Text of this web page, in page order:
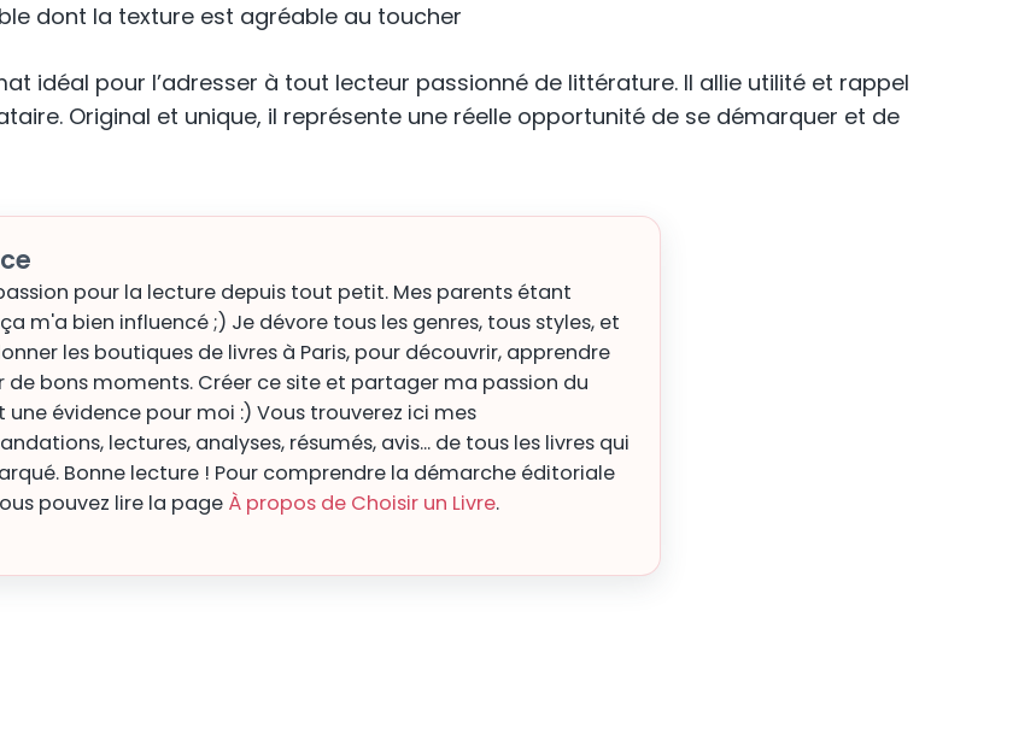
dont la texture est agréable au toucher
idéal pour l’adresser à tout lecteur passionné de littérature. Il allie utilité et rappel
Original et unique, il représente une réelle opportunité de se démarquer et de
pour la lecture depuis tout petit. Mes parents étant
m'a bien influencé ;) Je dévore tous les genres, tous styles, et
les boutiques de livres à Paris, pour découvrir, apprendre
de bons moments. Créer ce site et partager ma passion du
une évidence pour moi :) Vous trouverez ici mes
lectures, analyses, résumés, avis... de tous les livres qui
Bonne lecture ! Pour comprendre la démarche éditoriale
pouvez lire la page À propos de Choisir un Livre.